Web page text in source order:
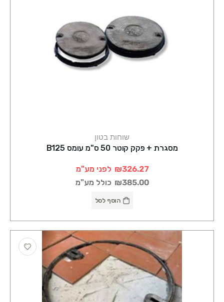
שוחות בטון
מסגרת + פקק קוטר 50 ס"מ עומס B125
₪326.27 לפני מע"מ
₪385.00 כולל מע"מ
הוסף לסל